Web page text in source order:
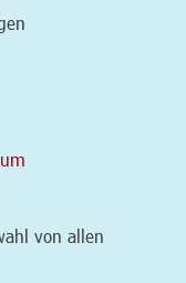
von allen